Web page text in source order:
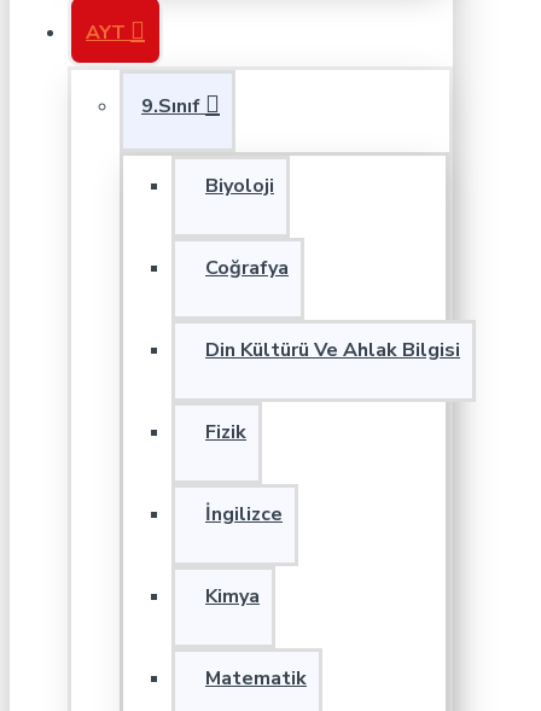
AYT
9.Sınıf
Biyoloji
Coğrafya
Din Kültürü Ve Ahlak Bilgisi
Fizik
İngilizce
Kimya
Matematik